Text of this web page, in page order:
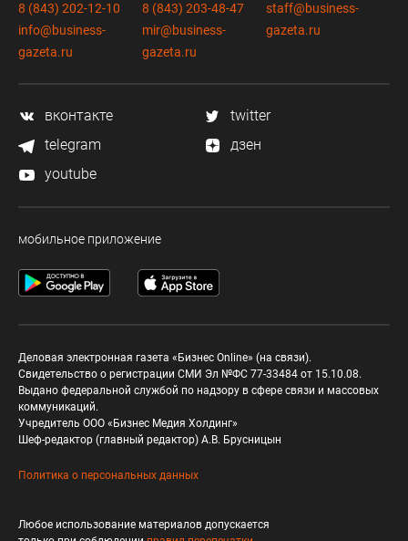
8 (843) 202-12-10
info@business-
gazeta.ru
8 (843) 203-48-47
mir@business-
gazeta.ru
staff@business-
gazeta.ru
вконтакте
twitter
telegram
дзен
youtube
мобильное приложение
Деловая электронная газета «Бизнес Online» (на связи).
Свидетельство о регистрации СМИ Эл №ФС 77-33484 от 15.10.08.
Выдано федеральной службой по надзору в сфере связи и массовых
коммуникаций.
Учредитель ООО «Бизнес Медия Холдинг»
Шеф-редактор (главный редактор) А.В. Брусницын
Политика о персональных данных
Любое использование материалов допускается